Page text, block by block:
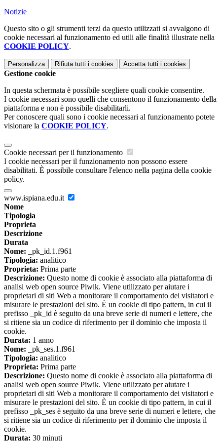
Notizie
Questo sito o gli strumenti terzi da questo utilizzati si avvalgono di
cookie necessari al funzionamento ed utili alle finalità illustrate nella
COOKIE POLICY.
Personalizza Rifiuta tutti i cookies Accetta tutti i cookies
Gestione cookie
In questa schermata è possibile scegliere quali cookie consentire.
I cookie necessari sono quelli che consentono il funzionamento della
piattaforma e non è possibile disabilitarli.
Per conoscere quali sono i cookie necessari al funzionamento potete
visionare la COOKIE POLICY.
Cookie necessari per il funzionamento
I cookie necessari per il funzionamento non possono essere
disabilitati. È possibile consultare l'elenco nella pagina della cookie
policy.
www.ispiana.edu.it
Nome
Tipologia
Proprieta
Descrizione
Durata
Nome: _pk_id.1.f961
Tipologia: analitico
Proprieta: Prima parte
Descrizione: Questo nome di cookie è associato alla piattaforma di
analisi web open source Piwik. Viene utilizzato per aiutare i
proprietari di siti Web a monitorare il comportamento dei visitatori e
misurare le prestazioni del sito. È un cookie di tipo pattern, in cui il
prefisso _pk_id è seguito da una breve serie di numeri e lettere, che
si ritiene sia un codice di riferimento per il dominio che imposta il
cookie.
Durata: 1 anno
Nome: _pk_ses.1.f961
Tipologia: analitico
Proprieta: Prima parte
Descrizione: Questo nome di cookie è associato alla piattaforma di
analisi web open source Piwik. Viene utilizzato per aiutare i
proprietari di siti Web a monitorare il comportamento dei visitatori e
misurare le prestazioni del sito. È un cookie di tipo pattern, in cui il
prefisso _pk_ses è seguito da una breve serie di numeri e lettere, che
si ritiene sia un codice di riferimento per il dominio che imposta il
cookie.
Durata: 30 minuti